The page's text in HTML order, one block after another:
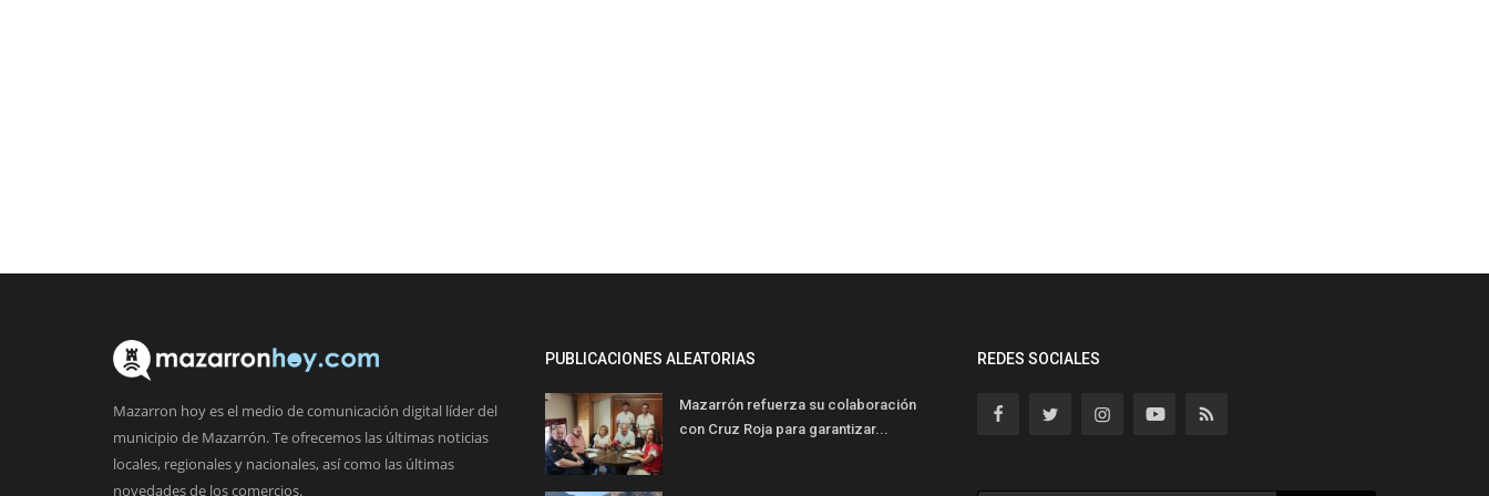
Mazarron hoy es el medio de comunicación digital líder del
municipio de Mazarrón. Te ofrecemos las últimas noticias
locales, regionales y nacionales, así como las últimas
novedades de los comercios.
PUBLICACIONES ALEATORIAS
Mazarrón refuerza su colaboración
con Cruz Roja para garantizar...
REDES SOCIALES